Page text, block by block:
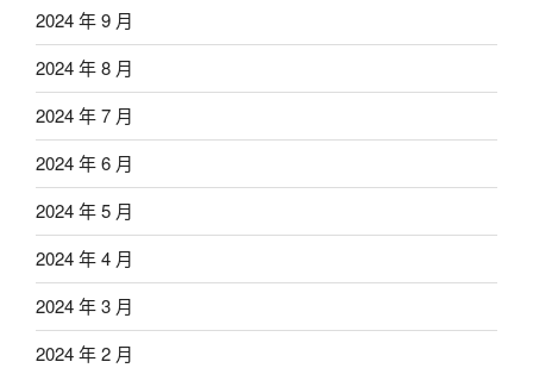
2024 年 9 月
2024 年 8 月
2024 年 7 月
2024 年 6 月
2024 年 5 月
2024 年 4 月
2024 年 3 月
2024 年 2 月